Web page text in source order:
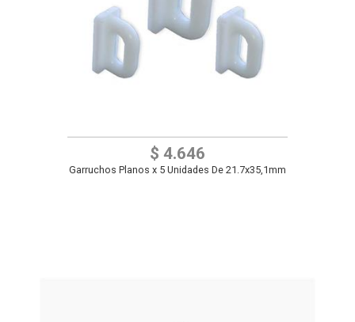
$ 4.646
Garruchos Planos x 5 Unidades De 21.7x35,1mm